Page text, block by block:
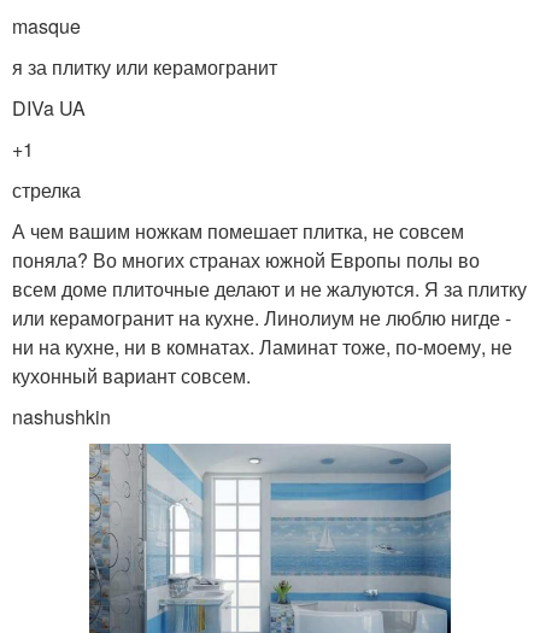
masque
я за плитку или керамогранит
DIVa UA
+1
стрелка
А чем вашим ножкам помешает плитка, не совсем
поняла? Во многих странах южной Европы полы во
всем доме плиточные делают и не жалуются. Я за плитку
или керамогранит на кухне. Линолиум не люблю нигде -
ни на кухне, ни в комнатах. Ламинат тоже, по-моему, не
кухонный вариант совсем.
nashushkin